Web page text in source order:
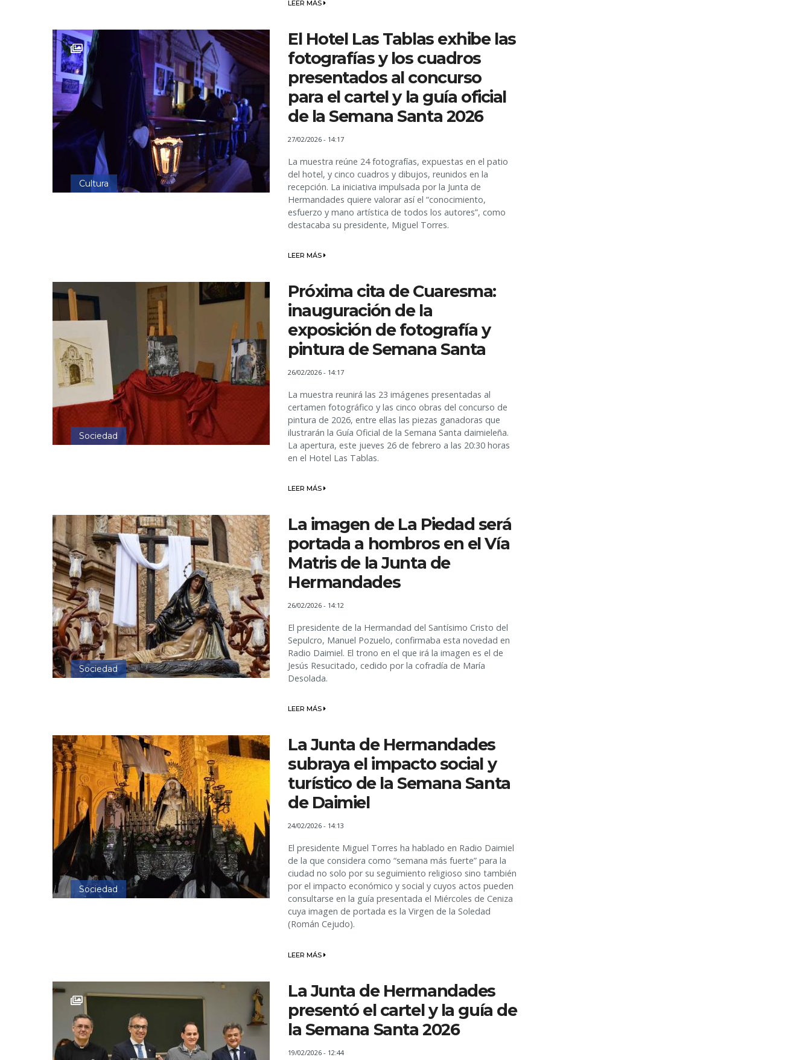
LEER MÁS
Cultura
El Hotel Las Tablas exhibe las
fotografías y los cuadros
presentados al concurso
para el cartel y la guía oficial
de la Semana Santa 2026
27/02/2026 - 14:17
La muestra reúne 24 fotografías, expuestas en el patio
del hotel, y cinco cuadros y dibujos, reunidos en la
recepción. La iniciativa impulsada por la Junta de
Hermandades quiere valorar así el “conocimiento,
esfuerzo y mano artística de todos los autores”, como
destacaba su presidente, Miguel Torres.
LEER MÁS
Sociedad
Próxima cita de Cuaresma:
inauguración de la
exposición de fotografía y
pintura de Semana Santa
26/02/2026 - 14:17
La muestra reunirá las 23 imágenes presentadas al
certamen fotográfico y las cinco obras del concurso de
pintura de 2026, entre ellas las piezas ganadoras que
ilustrarán la Guía Oficial de la Semana Santa daimieleña.
La apertura, este jueves 26 de febrero a las 20:30 horas
en el Hotel Las Tablas.
LEER MÁS
Sociedad
La imagen de La Piedad será
portada a hombros en el Vía
Matris de la Junta de
Hermandades
26/02/2026 - 14:12
El presidente de la Hermandad del Santísimo Cristo del
Sepulcro, Manuel Pozuelo, confirmaba esta novedad en
Radio Daimiel. El trono en el que irá la imagen es el de
Jesús Resucitado, cedido por la cofradía de María
Desolada.
LEER MÁS
Sociedad
La Junta de Hermandades
subraya el impacto social y
turístico de la Semana Santa
de Daimiel
24/02/2026 - 14:13
El presidente Miguel Torres ha hablado en Radio Daimiel
de la que considera como “semana más fuerte” para la
ciudad no solo por su seguimiento religioso sino también
por el impacto económico y social y cuyos actos pueden
consultarse en la guía presentada el Miércoles de Ceniza
cuya imagen de portada es la Virgen de la Soledad
(Román Cejudo).
LEER MÁS
La Junta de Hermandades
presentó el cartel y la guía de
la Semana Santa 2026
19/02/2026 - 12:44